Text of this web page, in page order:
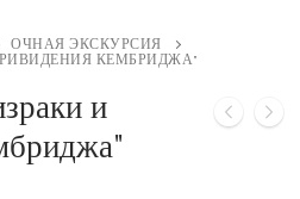
ОЧНАЯ ЭКСКУРСИЯ
КЕМБРИДЖА"
и